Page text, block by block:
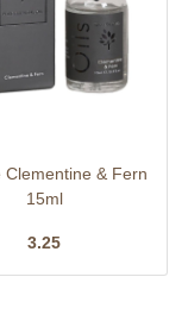
Clementine & Fern
15ml
3.25